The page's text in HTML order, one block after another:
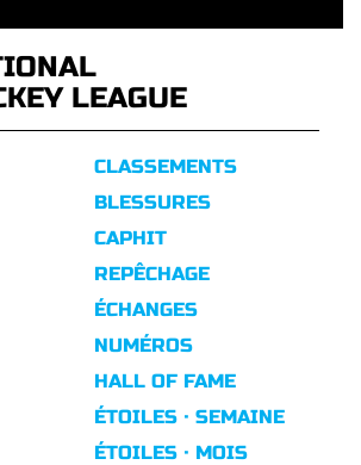
LEAGUE
CLASSEMENTS
BLESSURES
CAPHIT
REPÊCHAGE
ÉCHANGES
NUMÉROS
HALL OF FAME
ÉTOILES · SEMAINE
ÉTOILES · MOIS